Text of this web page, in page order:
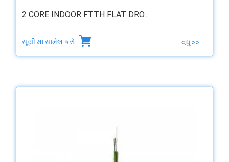
2 CORE INDOOR FTTH FLAT DRO...
સૂચી માં સામેલ કરો વધુ >>